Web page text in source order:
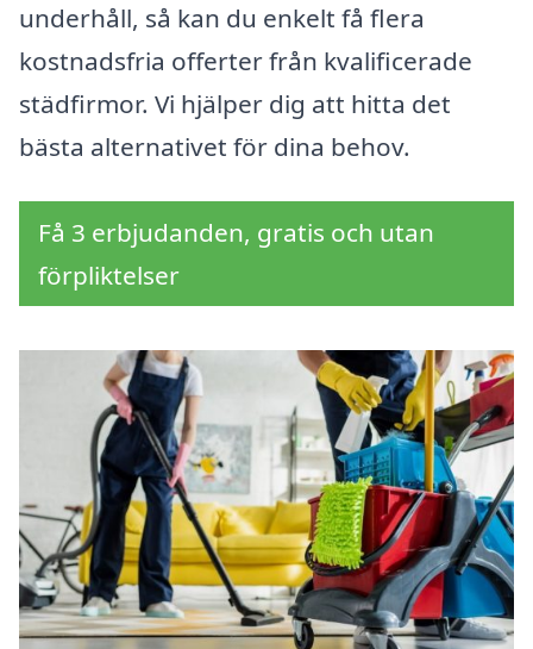
underhåll, så kan du enkelt få flera
kostnadsfria offerter från kvalificerade
städfirmor. Vi hjälper dig att hitta det
bästa alternativet för dina behov.
Få 3 erbjudanden, gratis och utan
förpliktelser